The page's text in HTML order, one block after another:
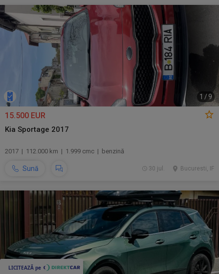
1 / 9
15.500 EUR
Kia Sportage 2017
2017 | 112.000 km | 1.999 cmc | benzină
Sună Bucuresti, IF
30 jul.